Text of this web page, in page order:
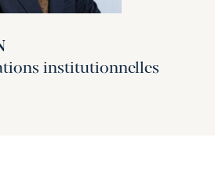
institutionnelles